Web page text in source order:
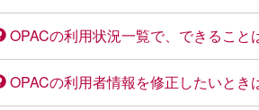
OPACの利用状況一覧で、できること
OPACの利用者情報を修正したいとき